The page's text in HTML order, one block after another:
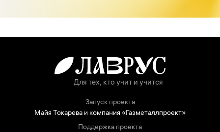
Для тех, кто учит и учится
Запуск проекта
Майя Токарева и компания «Газметаллпроект»
Поддержка проекта